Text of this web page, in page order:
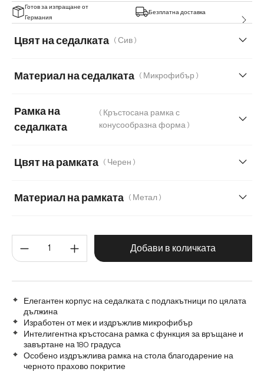
Готов за изпращане от
Германия
Безплатна доставка
Цвят на седалката ( Сив )
Материал на седалката ( Микрофибър )
Плюш Букле Естествена кожа
Микрофибър/букле, микрофибър
Рамка на
седалката
( Кръстосана рамка с
конусообразна форма )
Цвят на рамката ( Черен )
Материал на рамката ( Метал )
Дъб Дърво Количество на продукта:
Добави в количката
Елегантен корпус на седалката с подлакътници по цялата
дължина
Изработен от мек и издръжлив микрофибър
Интелигентна кръстосана рамка с функция за връщане и
завъртане на 180 градуса
Особено издръжлива рамка на стола благодарение на
черното прахово покритие